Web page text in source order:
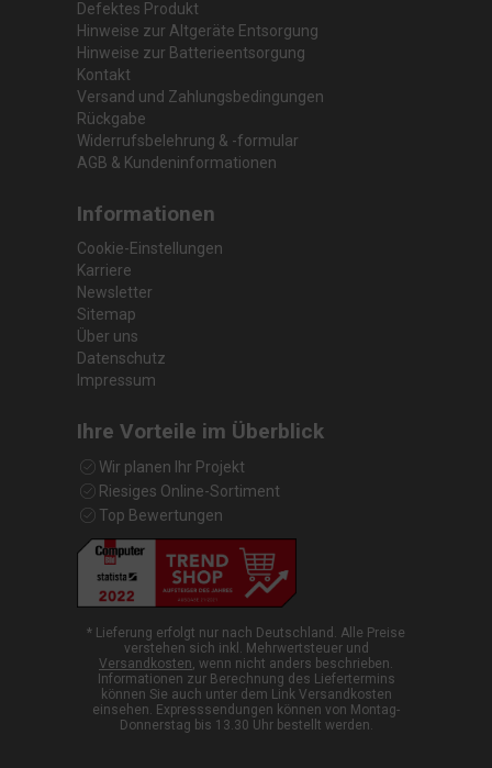
Defektes Produkt
Hinweise zur Altgeräte Entsorgung
Hinweise zur Batterieentsorgung
Kontakt
Versand und Zahlungsbedingungen
Rückgabe
Widerrufsbelehrung & -formular
AGB & Kundeninformationen
Informationen
Cookie-Einstellungen
Karriere
Newsletter
Sitemap
Über uns
Datenschutz
Impressum
Ihre Vorteile im Überblick
Wir planen Ihr Projekt
Riesiges Online-Sortiment
Top Bewertungen
* Lieferung erfolgt nur nach Deutschland. Alle Preise
verstehen sich inkl. Mehrwertsteuer und
Versandkosten, wenn nicht anders beschrieben.
Informationen zur Berechnung des Liefertermins
können Sie auch unter dem Link Versandkosten
einsehen. Expresssendungen können von Montag-
Donnerstag bis 13.30 Uhr bestellt werden.